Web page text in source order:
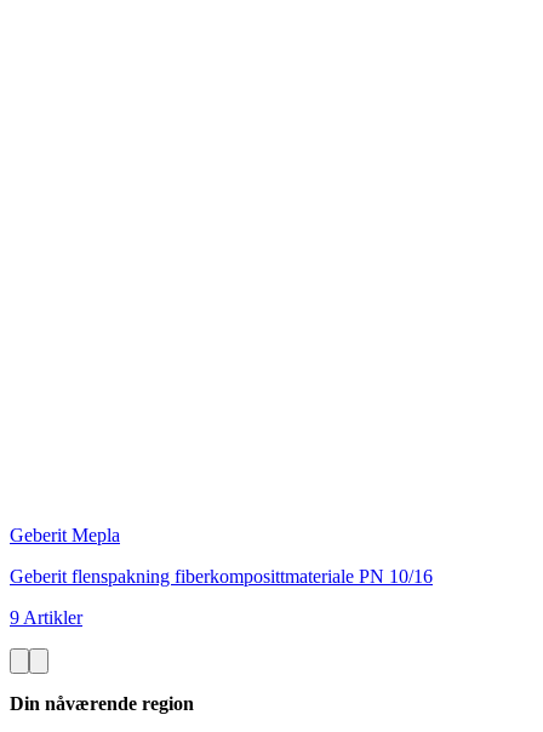
Geberit Mepla
Geberit flenspakning fiberkomposittmateriale PN 10/16
9 Artikler
Din nåværende region